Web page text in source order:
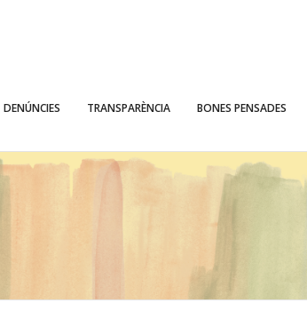
DENÚNCIES TRANSPARÈNCIA BONES PENSADES